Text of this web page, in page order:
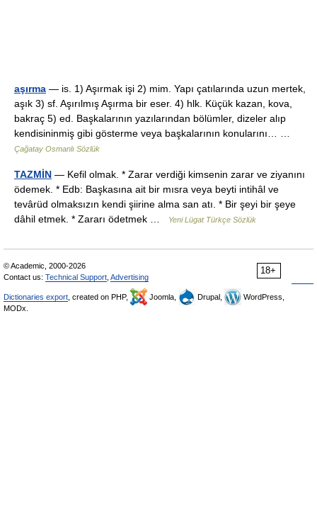
aşırma — is. 1) Aşırmak işi 2) mim. Yapı çatılarında uzun mertek,
aşık 3) sf. Aşırılmış Aşırma bir eser. 4) hlk. Küçük kazan, kova,
bakraç 5) ed. Başkalarının yazılarından bölümler, dizeler alıp
kendisininmiş gibi gösterme veya başkalarının konularını… …
Çağatay Osmanlı Sözlük
TAZMİN — Kefil olmak. * Zarar verdiği kimsenin zarar ve ziyanını
ödemek. * Edb: Başkasına ait bir mısra veya beyti intihâl ve
tevârüd olmaksızın kendi şiirine alma san atı. * Bir şeyi bir şeye
dâhil etmek. * Zararı ödetmek …
Yeni Lügat Türkçe Sözlük
18+
© Academic, 2000-2026
Contact us: Technical Support Advertising
Dictionaries export , created on PHP, Joomla, Drupal,
WordPress,
MODx.